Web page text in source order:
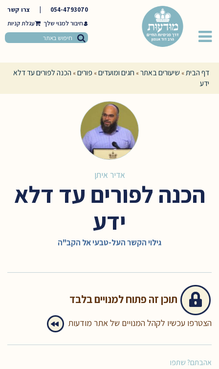
054-4793070
צרו קשר
חיבור למנוי שלך
דף הבית» שיעורים באתר» חגים ומועדים» פורים» הכנה לפורים עד דלא
ידע
אדיר איתן
הכנה לפורים עד דלא
ידע
גילוי הקשר העל-טבעי אל הקב"ה
תוכן זה פתוח למנויים בלבד
הצטרפו עכשיו לקהל המנויים של אתר מודעות
אהבתם? שתפו